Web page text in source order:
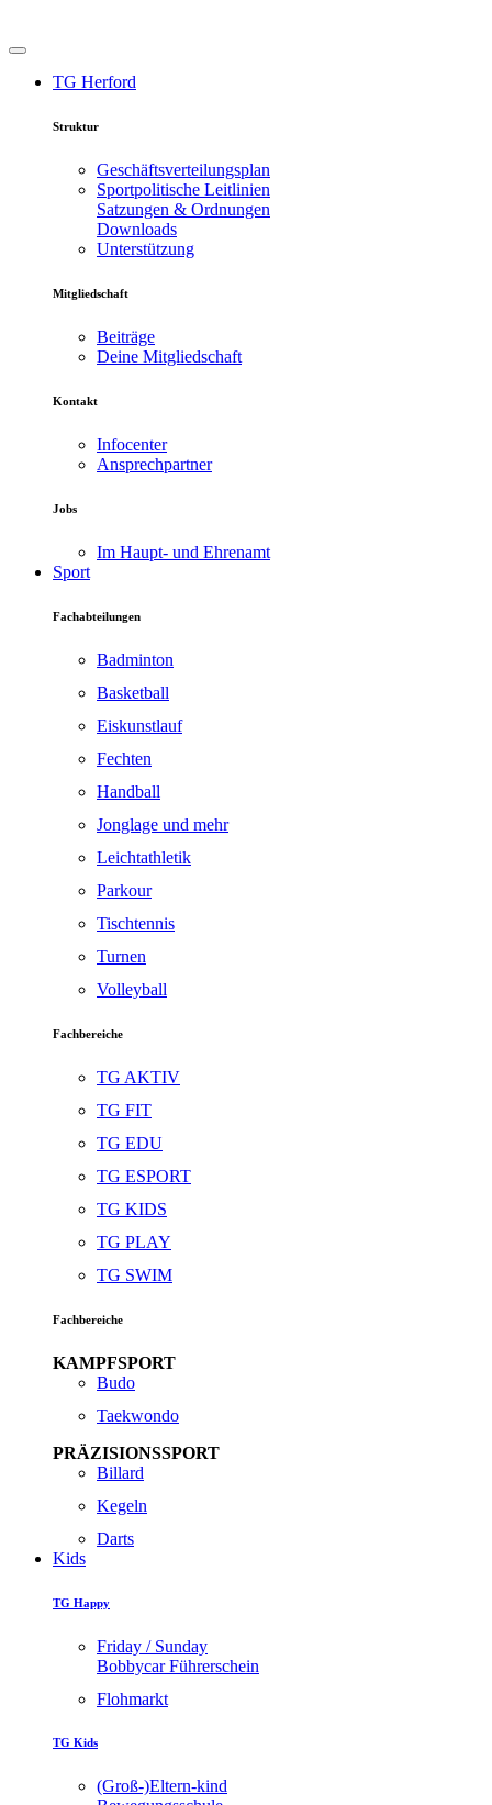
TG Herford
Struktur
Geschäftsverteilungsplan
Sportpolitische Leitlinien
Satzungen & Ordnungen
Downloads
Unterstützung
Mitgliedschaft
Beiträge
Deine Mitgliedschaft
Kontakt
Infocenter
Ansprechpartner
Jobs
Im Haupt- und Ehrenamt
Sport
Fachabteilungen
Badminton
Basketball
Eiskunstlauf
Fechten
Handball
Jonglage und mehr
Leichtathletik
Parkour
Tischtennis
Turnen
Volleyball
Fachbereiche
TG AKTIV
TG FIT
TG EDU
TG ESPORT
TG KIDS
TG PLAY
TG SWIM
Fachbereiche
KAMPFSPORT
Budo
Taekwondo
PRÄZISIONSSPORT
Billard
Kegeln
Darts
Kids
TG Happy
Friday / Sunday
Bobbycar Führerschein
Flohmarkt
TG Kids
(Groß-)Eltern-kind